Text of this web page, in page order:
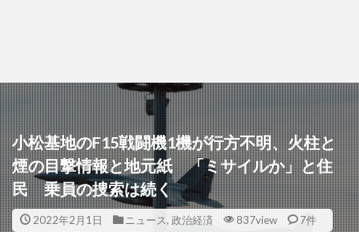
小松基地のF15戦闘機1機が行方不明、火柱と
煙の目撃情報と地元紙 「ミサイルか」と住
民 乗員の捜索は続く
2022年2月1日 ニュース, 政治経済 837view 7件